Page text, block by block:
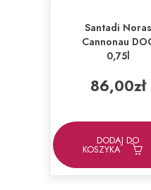
Santadi Noras
Cannonau
0,75l
86,00zł
DODAJ DO
KOSZYKA